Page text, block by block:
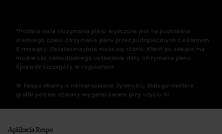
*Podana data otrzymania planu wyliczona jest na podstawie
średniego czasu otrzymania planu przez podopiecznych z ostatnich
6 miesięcy. Ostateczna data może się różnić. Klient po zakupie ma
możliwość samodzielnego ustawienia daty otrzymania planu.
Sprawdź szczegóły w regulaminie.
W Respo dbamy o niemarnowanie żywności, dlatego niektóre
grafiki potraw zostały wygenerowane przy użyciu AI.
Aplikacja Respo